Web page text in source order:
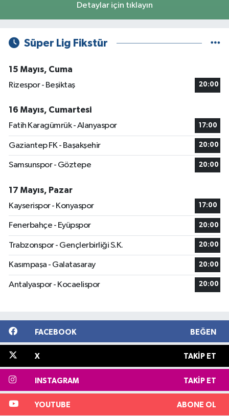
Detaylar için tıklayın
Süper Lig Fikstür
15 Mayıs, Cuma
Rizespor - Beşiktaş
20:00
16 Mayıs, Cumartesi
Fatih Karagümrük - Alanyaspor
17:00
Gaziantep FK - Başakşehir 20:00
Samsunspor - Göztepe 20:00
17 Mayıs, Pazar
Kayserispor - Konyaspor
17:00
Fenerbahçe - Eyüpspor 20:00
Trabzonspor - Gençlerbirliği S.K. 20:00
Kasımpaşa - Galatasaray 20:00
Antalyaspor - Kocaelispor 20:00
FACEBOOK BEĞEN
X TAKIP ET
INSTAGRAM TAKIP ET
YOUTUBE ABONE OL